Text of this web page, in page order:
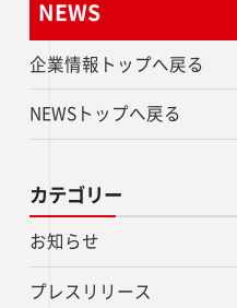
NEWS
企業情報トップへ戻る
NEWSトップへ戻る
カテゴリー
お知らせ
プレスリリース